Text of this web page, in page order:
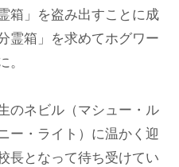
箱」を盗み出すことに成
霊箱」を求めてホグワー
のネビル（マシュー・ル
ー・ライト）に温かく迎
長となって待ち受けてい